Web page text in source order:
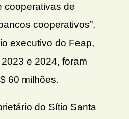
cooperativas de
cooperativos”,
executivo do Feap,
e 2024, foram
60 milhões.
do Sítio Santa